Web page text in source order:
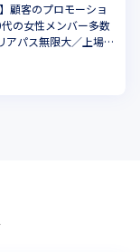
顧客のプロモーショ
の女性メンバー多数
パス無限大／上場企